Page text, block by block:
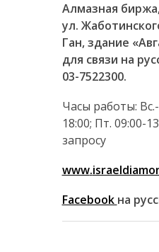
Алмазная
ул.
Ган, здание
для связи на
03-7522300.
Часы работы:
18:00; Пт. 09:00-
запросу
www.
Facebook на